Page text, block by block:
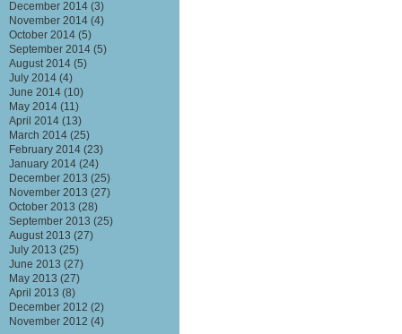
December 2014 (3)
November 2014 (4)
October 2014 (5)
September 2014 (5)
August 2014 (5)
July 2014 (4)
June 2014 (10)
May 2014 (11)
April 2014 (13)
March 2014 (25)
February 2014 (23)
January 2014 (24)
December 2013 (25)
November 2013 (27)
October 2013 (28)
September 2013 (25)
August 2013 (27)
July 2013 (25)
June 2013 (27)
May 2013 (27)
April 2013 (8)
December 2012 (2)
November 2012 (4)